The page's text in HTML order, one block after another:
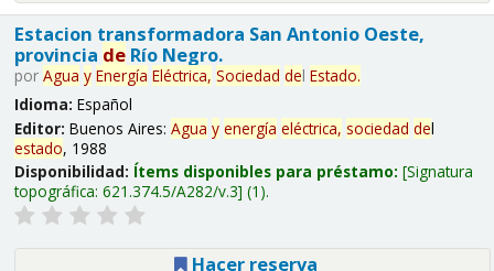
Estacion transformadora San Antonio Oeste,
provincia deRío Negro.
por Agua y Energía Eléctrica, Sociedad del Estado.
Idioma: Español
Editor: Buenos Aires: Agua y energía eléctrica, sociedad del
estado, 1988
Disponibilidad: Ítems disponibles para préstamo: Signatura
topográfica: 621.374.5/A282/v.3 (1).
Hacer reserva